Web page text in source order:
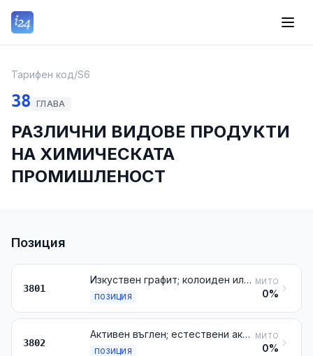
Тарифен код/S6
38 ГЛАВА
РАЗЛИЧНИ ВИДОВЕ ПРОДУКТИ
НА ХИМИЧЕСКАТА
ПРОМИШЛЕНОСТ
Позиция
3801
Изкуствен графит; колоиден или полуколоиден графит; препарати на базата на графита или на други форми на въглерода под формата на пасти, блокове, плочки или други полуфабрикати
ПОЗИЦИЯ
МИТО
0%
3802
Активен въглен; естествени активирани минерални материали; животински въглен, включително обеднен животински въглен
ПОЗИЦИЯ
МИТО
0%